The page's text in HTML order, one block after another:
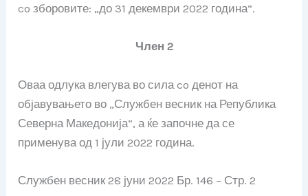
co зборовите: „до 31 декември 2022 година“.
Член 2
Оваа одлука влегува во сила co денот на
објавувањето во „Службен весник на Република
Северна Македонија“, а ќе започне да се
применува од 1 јули 2022 година.
Службен весник 28 јуни 2022 Бр. 146 – Стр. 2